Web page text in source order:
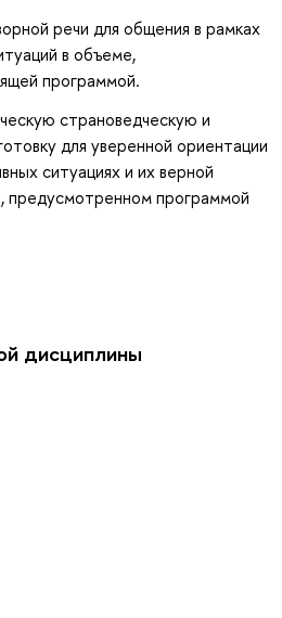
речи для общения в рамках
в объеме,
программой.
страноведческую и
для уверенной ориентации
ситуациях и их верной
предусмотренном программой
дисциплины